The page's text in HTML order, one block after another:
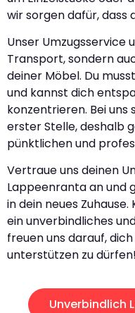
wir sorgen dafür, dass
Unser Umzugsservice
Transport, sondern
deiner Möbel. Du
und kannst dich
konzentrieren. Bei
erster Stelle, deshalb
pünktlichen und
Vertraue uns deinen
Lappeenranta an und
in dein neues
ein unverbindliches
freuen uns darauf,
unterstützen zu dürfen!
Unverbindlich